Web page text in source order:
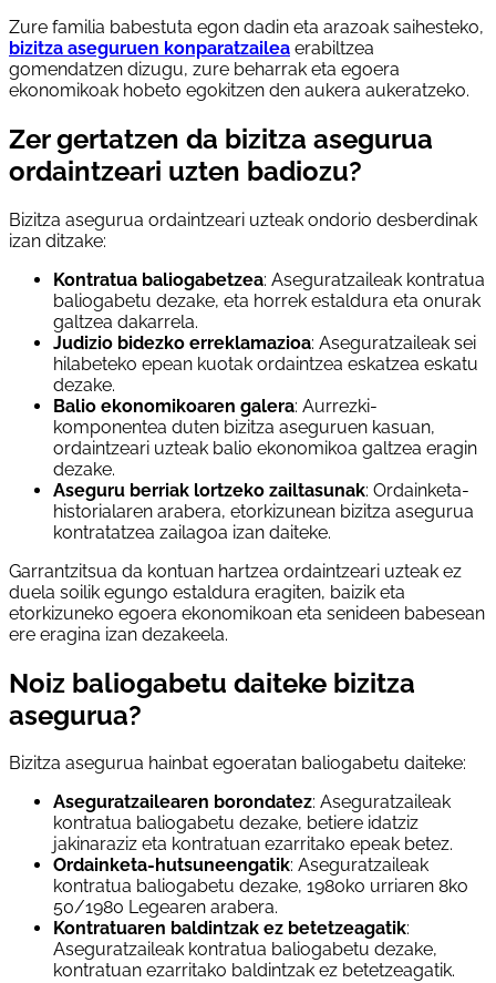
Zure familia babestuta egon dadin eta arazoak saihesteko,
bizitza aseguruen konparatzailea erabiltzea
gomendatzen dizugu, zure beharrak eta egoera
ekonomikoak hobeto egokitzen den aukera aukeratzeko.
Zer gertatzen da bizitza asegurua
ordaintzeari uzten badiozu?
Bizitza asegurua ordaintzeari uzteak ondorio desberdinak
izan ditzake:
Kontratua baliogabetzea: Aseguratzaileak kontratua
baliogabetu dezake, eta horrek estaldura eta onurak
galtzea dakarrela.
Judizio bidezko erreklamazioa: Aseguratzaileak sei
hilabeteko epean kuotak ordaintzea eskatzea eskatu
dezake.
Balio ekonomikoaren galera: Aurrezki-
komponentea duten bizitza aseguruen kasuan,
ordaintzeari uzteak balio ekonomikoa galtzea eragin
dezake.
Aseguru berriak lortzeko zailtasunak: Ordainketa-
historialaren arabera, etorkizunean bizitza asegurua
kontratatzea zailagoa izan daiteke.
Garrantzitsua da kontuan hartzea ordaintzeari uzteak ez
duela soilik egungo estaldura eragiten, baizik eta
etorkizuneko egoera ekonomikoan eta senideen babesean
ere eragina izan dezakeela.
Noiz baliogabetu daiteke bizitza
asegurua?
Bizitza asegurua hainbat egoeratan baliogabetu daiteke:
Aseguratzailearen borondatez: Aseguratzaileak
kontratua baliogabetu dezake, betiere idatziz
jakinaraziz eta kontratuan ezarritako epeak betez.
Ordainketa-hutsuneengatik: Aseguratzaileak
kontratua baliogabetu dezake, 1980ko urriaren 8ko
50/1980 Legearen arabera.
Kontratuaren baldintzak ez betetzeagatik:
Aseguratzaileak kontratua baliogabetu dezake,
kontratuan ezarritako baldintzak ez betetzeagatik.